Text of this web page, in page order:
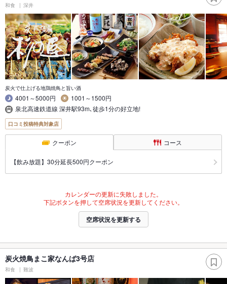
和食 深井
炭火で仕上げる地鶏焼鳥と旨い酒
4001～5000円
1001～1500円
泉北高速鉄道線 深井駅93m､徒歩1分の好立地!
口コミ投稿特典対象店
クーポン コース
【飲み放題】30分延長500円クーポン
カレンダーの更新に失敗しました。
下記ボタンを押して空席状況を更新してください。
空席状況を更新する
炭火焼鳥まこ家なんば3号店
和食 難波